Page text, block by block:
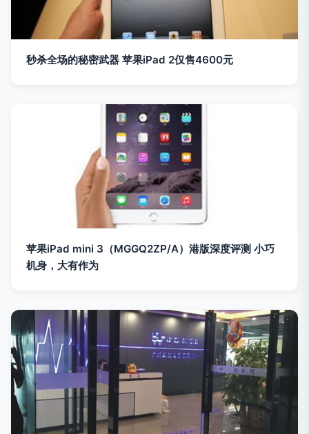
秒杀全场的秘密武器 苹果iPad 2仅售4600元
苹果iPad mini 3（MGGQ2ZP/A）港版深度评测 小巧
机身，大有作为